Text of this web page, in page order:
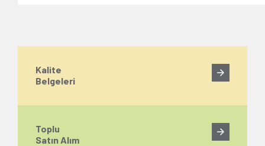
Kalite
Belgeleri
Toplu
Satın Alım